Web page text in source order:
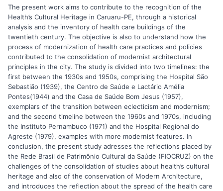
The present work aims to contribute to the recognition of the
Health’s Cultural Heritage in Caruaru-PE, through a historical
analysis and the inventory of health care buildings of the
twentieth century. The objective is also to understand how the
process of modernization of health care practices and policies
contributed to the consolidation of modernist architectural
principles in the city. The study is divided into two timelines: the
first between the 1930s and 1950s, comprising the Hospital São
Sebastião (1939), the Centro de Saúde e Lactário Amélia
Pontes(1944) and the Casa de Saúde Bom Jesus (1957),
exemplars of the transition between eclecticism and modernism;
and the second timeline between the 1960s and 1970s, including
the Instituto Pernambuco (1971) and the Hospital Regional do
Agreste (1979), examples with more modernist features. In
conclusion, the present study adresses the reflections placed by
the Rede Brasil de Patrimônio Cultural da Saúde (FIOCRUZ) on the
challenges of the consolidation of studies about health’s cultural
heritage and also of the conservation of Modern Architecture,
and introduces the reflection about the spread of the health care